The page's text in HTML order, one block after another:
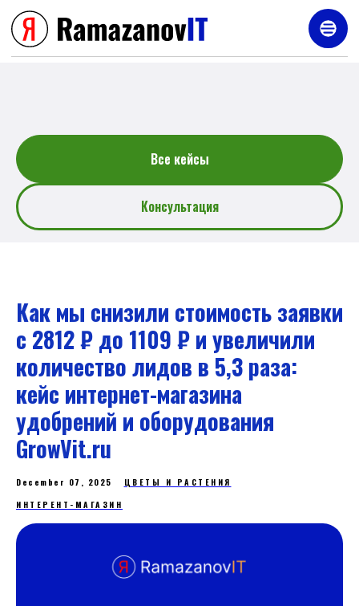
Услуги
Все кейсы
Консультация
Как мы снизили стоимость заявки
с 2812 ₽ до 1109 ₽ и увеличили
количество лидов в 5,3 раза:
кейс интернет-магазина
удобрений и оборудования
GrowVit.ru
December 07, 2025
ЦВЕТЫ И РАСТЕНИЯ
ИНТЕРЕНТ-МАГАЗИН